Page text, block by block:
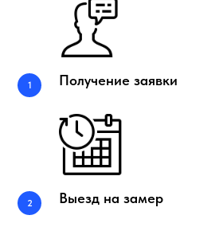
Получение заявки
Выезд на замер